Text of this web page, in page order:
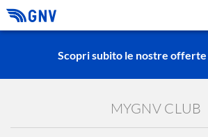
Scopri subito le nostre offerte
MYGNV CLUB